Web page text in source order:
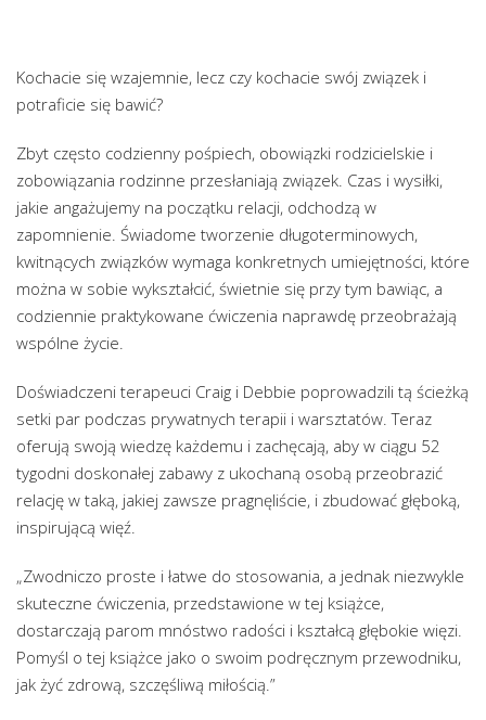
Kochacie się wzajemnie, lecz czy kochacie swój związek i
potraficie się bawić?
Zbyt często codzienny pośpiech, obowiązki rodzicielskie i
zobowiązania rodzinne przesłaniają związek. Czas i wysiłki,
jakie angażujemy na początku relacji, odchodzą w
zapomnienie. Świadome tworzenie długoterminowych,
kwitnących związków wymaga konkretnych umiejętności, które
można w sobie wykształcić, świetnie się przy tym bawiąc, a
codziennie praktykowane ćwiczenia naprawdę przeobrażają
wspólne życie.
Doświadczeni terapeuci Craig i Debbie poprowadzili tą ścieżką
setki par podczas prywatnych terapii i warsztatów. Teraz
oferują swoją wiedzę każdemu i zachęcają, aby w ciągu 52
tygodni doskonałej zabawy z ukochaną osobą przeobrazić
relację w taką, jakiej zawsze pragnęliście, i zbudować głęboką,
inspirującą więź.
„Zwodniczo proste i łatwe do stosowania, a jednak niezwykle
skuteczne ćwiczenia, przedstawione w tej książce,
dostarczają parom mnóstwo radości i kształcą głębokie więzi.
Pomyśl o tej książce jako o swoim podręcznym przewodniku,
jak żyć zdrową, szczęśliwą miłością.”